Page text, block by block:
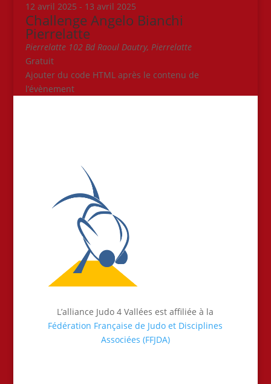
12 avril 2025 - 13 avril 2025
Challenge Angelo Bianchi
Pierrelatte
Pierrelatte 102 Bd Raoul Dautry, Pierrelatte
Gratuit
Ajouter du code HTML après le contenu de
l’évènement
L’alliance Judo 4 Vallées est affiliée à la
Fédération Française de Judo et Disciplines
Associées (FFJDA)